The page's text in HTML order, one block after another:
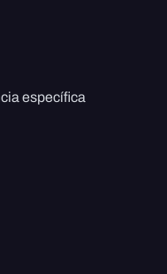
específica